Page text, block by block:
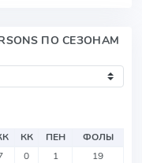
ПО СЕЗОНАМ
КК ПЕН
ФОЛЫ
0 1
19